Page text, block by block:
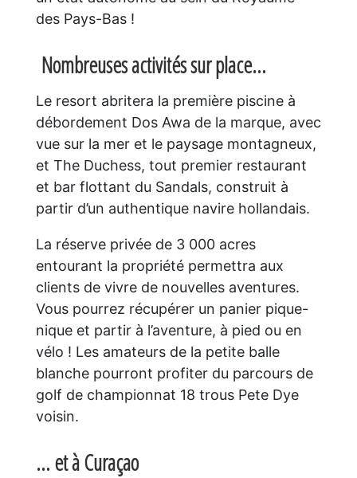
des Pays-Bas !
Nombreuses activités sur place…
Le resort abritera la première piscine à
débordement Dos Awa de la marque, avec
vue sur la mer et le paysage montagneux,
et The Duchess, tout premier restaurant
et bar flottant du Sandals, construit à
partir d’un authentique navire hollandais.
La réserve privée de 3 000 acres
entourant la propriété permettra aux
clients de vivre de nouvelles aventures.
Vous pourrez récupérer un panier pique-
nique et partir à l’aventure, à pied ou en
vélo ! Les amateurs de la petite balle
blanche pourront profiter du parcours de
golf de championnat 18 trous Pete Dye
voisin.
… et à Curaçao